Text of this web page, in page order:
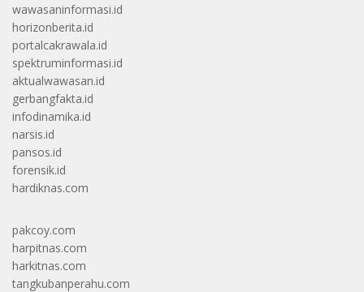
wawasaninformasi.id
horizonberita.id
portalcakrawala.id
spektruminformasi.id
aktualwawasan.id
gerbangfakta.id
infodinamika.id
narsis.id
pansos.id
forensik.id
hardiknas.com
pakcoy.com
harpitnas.com
harkitnas.com
tangkubanperahu.com